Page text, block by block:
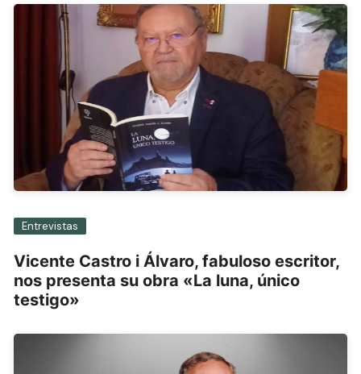
Entrevistas
Vicente Castro i Álvaro, fabuloso escritor,
nos presenta su obra «La luna, único
testigo»